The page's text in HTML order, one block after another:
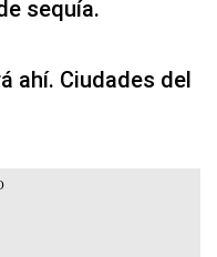
sequía.
ahí. Ciudades del